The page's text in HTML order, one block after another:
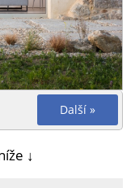
Další »
↓